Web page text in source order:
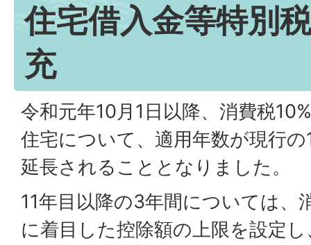
住宅借入金等特別
充
令和元年10月1日以降、消費税
住宅について、適用年数が現行
延長されることとなりました。
11年目以降の3年間については、
に着目した控除額の上限を設定